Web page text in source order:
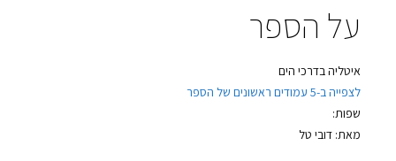
על הספר
איטליה בדרכי הים
לצפייה ב-5 עמודים ראשונים של הספר
שפות:
מאת: דובי טל